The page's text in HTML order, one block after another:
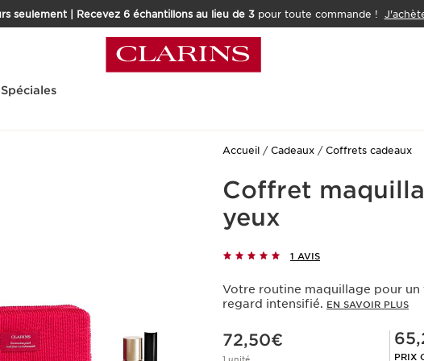
seulement | Recevez 6 échantillons au lieu de 3pour toute commande !
Accueil Cadeaux Coffrets cadeaux
Coffret
yeux
1 AVIS
Votre routine maquillage pour un
regard intensifié. EN SAVOIR PLUS
Nouveau prix 72,50€
72,50€
1 unité
Prix Club
PRIX